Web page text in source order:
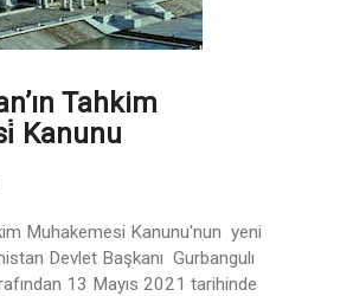
Tahkim
Kanunu
Muhakemesi Kanunu'nun yeni
Devlet Başkanı Gurbangulı
13 Mayıs 2021 tarihinde